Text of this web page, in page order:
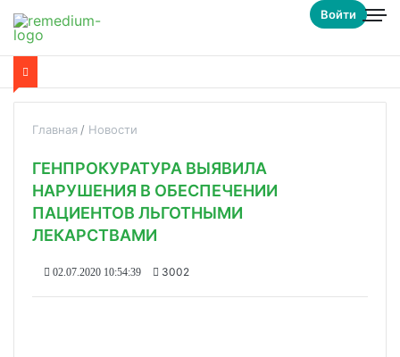
Войти
Главная Новости
ГЕНПРОКУРАТУРА ВЫЯВИЛА
НАРУШЕНИЯ В ОБЕСПЕЧЕНИИ
ПАЦИЕНТОВ ЛЬГОТНЫМИ
ЛЕКАРСТВАМИ
02.07.2020 10:54:39 3002